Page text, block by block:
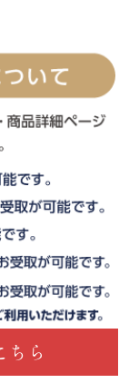
ちら